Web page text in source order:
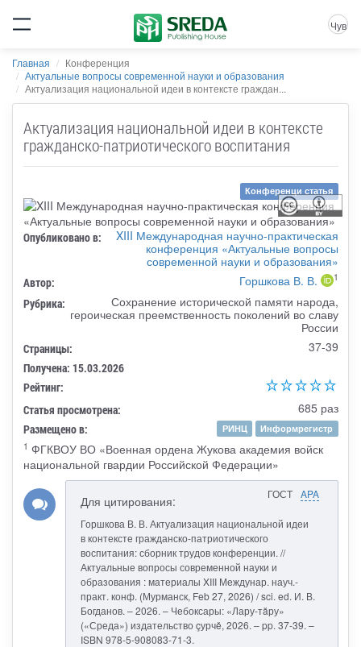
Чув
Главная
Конференция
Актуальные вопросы современной науки и образования
Актуализация национальной идеи в контексте граждан...
Актуализация национальной идеи в контексте
гражданско-патриотического воспитания
Конференци статья
Опубликовано в:
XIII Международная научно-практическая
конференция «Актуальные вопросы
современной науки и образования»
Автор: Горшкова В. В. 1
Рубрика:
Сохранение исторической памяти народа,
героическая преемственность поколений во славу
России
Страницы: 37-39
Получена: 15.03.2026
Рейтинг:
Статья просмотрена:
685 раз
Размещено в: РИНЦ
Информрегистр
1 ФГКВОУ ВО «Военная ордена Жукова академия войск
национальной гвардии Российской Федерации»
ГОСТ APA
Для цитирования:
Горшкова В. В. Актуализация национальной идеи
в контексте гражданско-патриотического
воспитания: сборник трудов конференции. //
Актуальные вопросы современной науки и
образования : материалы XIII Междунар. науч.-
практ. конф. (Мурманск, Feb 27, 2026) / sci. ed. И. В.
Богданов. – 2026. – Чебоксары: «Лару-тăру»
(«Среда») издательство çурчě, 2026. – pp. 37-39. –
ISBN 978-5-908083-71-3.